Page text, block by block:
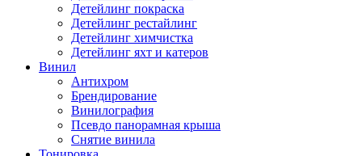
Детейлинг покраска
Детейлинг рестайлинг
Детейлинг химчистка
Детейлинг яхт и катеров
Винил
Антихром
Брендирование
Винилография
Псевдо панорамная крыша
Снятие винила